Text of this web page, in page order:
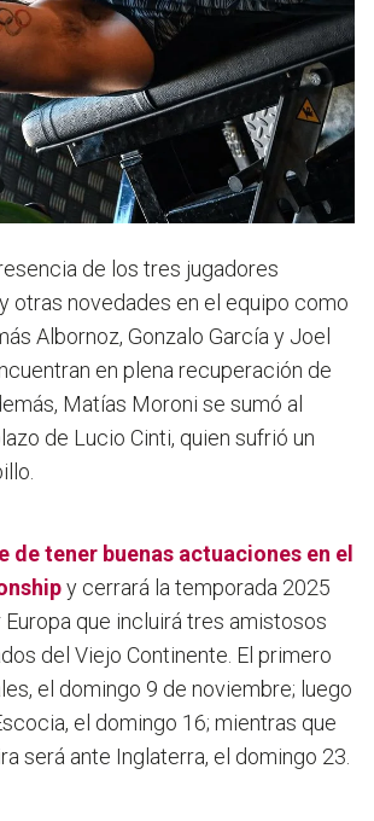
de los tres jugadores
otras novedades en el equipo como
Albornoz, Gonzalo García y Joel
en plena recuperación de
Matías Moroni se sumó al
de Lucio Cinti, quien sufrió un
de tener buenas actuaciones en el
y cerrará la temporada 2025
Europa que incluirá tres amistosos
del Viejo Continente. El primero
el domingo 9 de noviembre; luego
el domingo 16; mientras que
será ante Inglaterra, el domingo 23.